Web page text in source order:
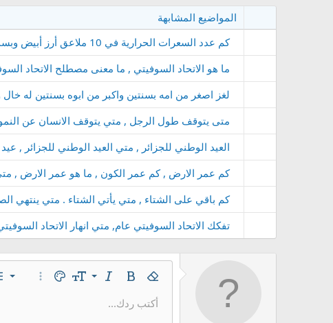
المواضيع المشابهة
كم عدد السعرات الحرارية في 10 ملاعق أرز أبيض وبسمتي؟
ما هو الاتحاد السوفيتي , ما معنى مصطلح الاتحاد
لغز اصغر من امه بسنتين واكبر من ابوه بسنتين له
متى يتوقف طول الرجل , متي يتوقف الانسان عن
العيد الوطني للجزائر , متي العيد الوطني للجزائر , عيد
كم عمر الارض , كم عمر الكون , ما هو عمر الارض ,
كم باقي على الشتاء , متي يأتي الشتاء . متي ينتهي
تفكك الاتحاد السوفيتي عام, متي انهار الاتحاد
إزالة التنسيق
غامق مائل حجم الخط
9
10
لون النصخيارات
عائلة الخطArial
مشطوبمسطرإدراج خط أفقي
محتوى مخفي
كود
أكتب ردك...